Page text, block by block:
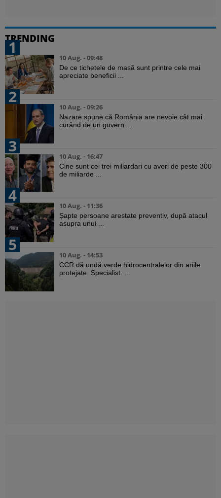
TRENDING
1
10 Aug. - 09:48
De ce tichetele de masă sunt printre cele mai
apreciate beneficii ...
2
10 Aug. - 09:26
Nazare spune că România are nevoie cât mai
curând de un guvern ...
3
10 Aug. - 16:47
Cine sunt cei trei miliardari cu averi de peste 300
de miliarde ...
4
10 Aug. - 11:36
Șapte persoane arestate preventiv, după atacul
asupra unui ...
5
10 Aug. - 14:53
CCR dă undă verde hidrocentralelor din ariile
protejate. Specialist: ...